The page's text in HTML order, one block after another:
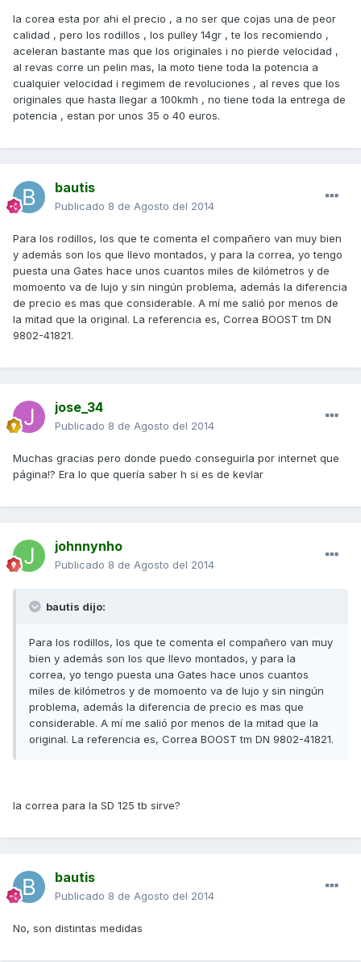
la corea esta por ahi el precio , a no ser que cojas una de peor
calidad , pero los rodillos , los pulley 14gr , te los recomiendo ,
aceleran bastante mas que los originales i no pierde velocidad ,
al revas corre un pelin mas, la moto tiene toda la potencia a
cualquier velocidad i regimem de revoluciones , al reves que los
originales que hasta llegar a 100kmh , no tiene toda la entrega de
potencia , estan por unos 35 o 40 euros.
bautis
Publicado 8 de Agosto del 2014
Para los rodillos, los que te comenta el compañero van muy bien
y además son los que llevo montados, y para la correa, yo tengo
puesta una Gates hace unos cuantos miles de kilómetros y de
momoento va de lujo y sin ningún problema, además la diferencia
de precio es mas que considerable. A mí me salió por menos de
la mitad que la original. La referencia es, Correa BOOST tm DN
9802-41821.
jose_34
Publicado 8 de Agosto del 2014
Muchas gracias pero donde puedo conseguirla por internet que
página!? Era lo que quería saber h si es de kevlar
johnnynho
Publicado 8 de Agosto del 2014
bautis dijo:
Para los rodillos, los que te comenta el compañero van muy
bien y además son los que llevo montados, y para la
correa, yo tengo puesta una Gates hace unos cuantos
miles de kilómetros y de momoento va de lujo y sin ningún
problema, además la diferencia de precio es mas que
considerable. A mí me salió por menos de la mitad que la
original. La referencia es, Correa BOOST tm DN 9802-41821.
la correa para la SD 125 tb sirve?
bautis
Publicado 8 de Agosto del 2014
No, son distintas medidas